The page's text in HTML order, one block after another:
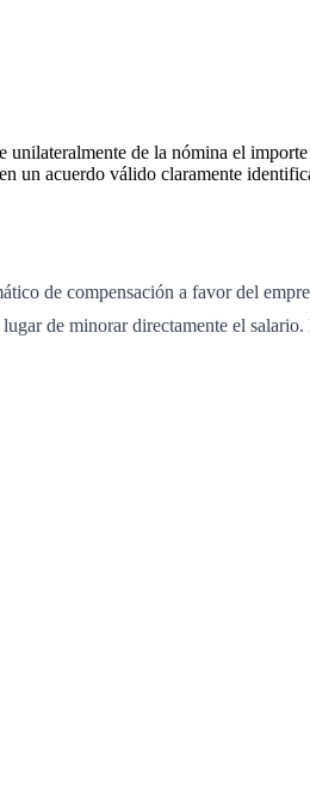
unilateralmente de la nómina el
un acuerdo válido claramente
de compensación a favor del
de minorar directamente el